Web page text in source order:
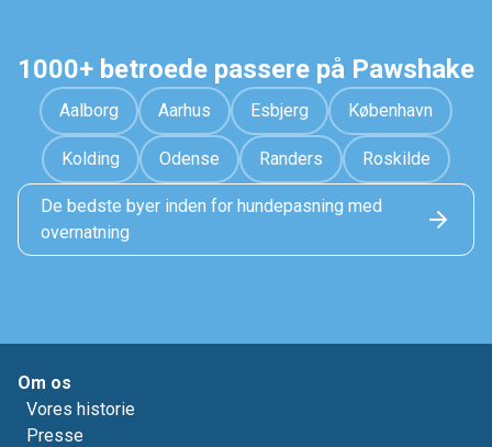
1000+ betroede passere på Pawshake
Aalborg Aarhus Esbjerg København
Kolding Odense Randers Roskilde
De bedste byer inden for hundepasning med
overnatning
Om os
Vores historie
Presse